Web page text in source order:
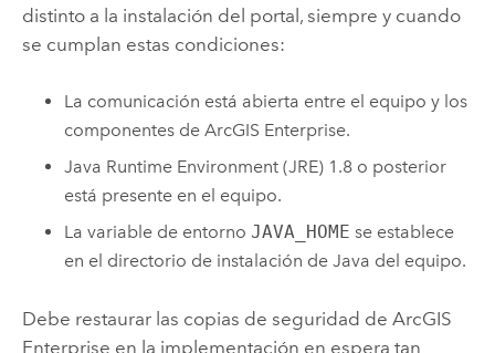
distinto a la instalación del portal, siempre y cuando
se cumplan estas condiciones:
La comunicación está abierta entre el equipo y los
componentes deArcGIS Enterprise.
Java Runtime Environment (JRE) 1.8 o posterior
está presente en el equipo.
La variable de entornoJAVA_HOME se establece
en el directorio de instalación deJava del equipo.
Debe restaurar las copias de seguridad de ArcGIS
Enterprise en la implementación en espera tan